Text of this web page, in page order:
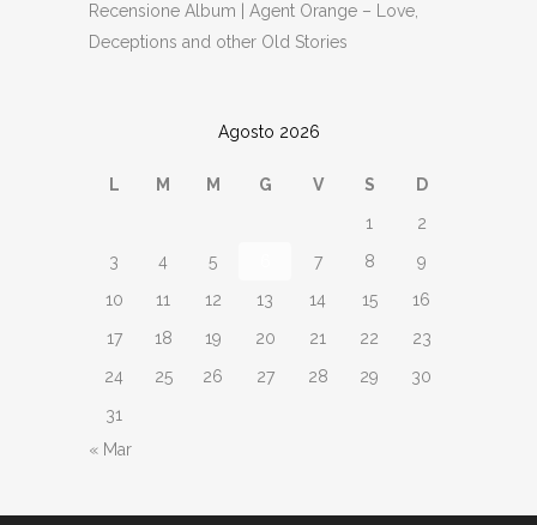
Recensione Album | Agent Orange – Love,
Deceptions and other Old Stories
Agosto 2026
L M M G V S
D
1
2
3
4 5 7 8
9
10
11 12 13 14 15
16
17
18 19 20 21 22
23
24
25 26 27 28 29
30
31
« Mar